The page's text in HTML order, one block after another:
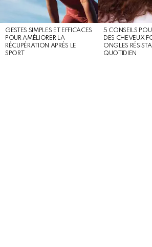
GESTES SIMPLES ET EFFICACES
POUR AMÉLIORER LA
RÉCUPÉRATION APRÈS LE
SPORT
5 CONSEILS
DES CHEVEUX
ONGLES
QUOTIDIEN